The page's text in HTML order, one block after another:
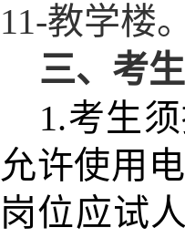
11-教学楼。
三、考
1.考生
允许使用
岗位应试